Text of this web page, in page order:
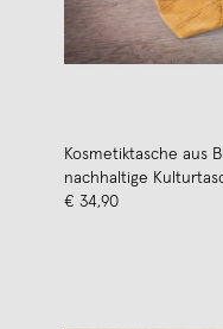
Kosmetiktasche aus
nachhaltige
ausgefallenes
€ 34,90